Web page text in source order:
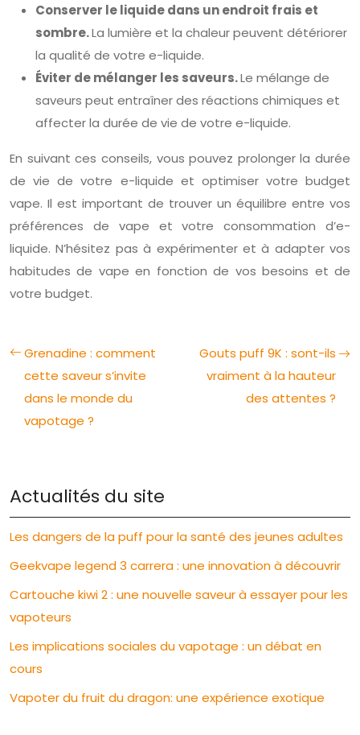
Conserver le liquide dans un endroit frais et
sombre.La lumière et la chaleur peuvent détériorer
la qualité de votre e-liquide.
Éviter de mélanger les saveurs.Le mélange de
saveurs peut entraîner des réactions chimiques et
affecter la durée de vie de votre e-liquide.
En suivant ces conseils, vous pouvez prolonger la durée
de vie de votre e-liquide et optimiser votre budget
vape. Il est important de trouver un équilibre entre vos
préférences de vape et votre consommation d’e-
liquide. N’hésitez pas à expérimenter et à adapter vos
habitudes de vape en fonction de vos besoins et de
votre budget.
Grenadine : comment
cette saveur s’invite
dans le monde du
vapotage ?
Gouts puff 9K : sont-ils
vraiment à la hauteur
des attentes ?
Actualités du site
Les dangers de la puff pour la santé des jeunes adultes
Geekvape legend 3 carrera : une innovation à découvrir
Cartouche kiwi 2 : une nouvelle saveur à essayer pour les
vapoteurs
Les implications sociales du vapotage : un débat en
cours
Vapoter du fruit du dragon: une expérience exotique